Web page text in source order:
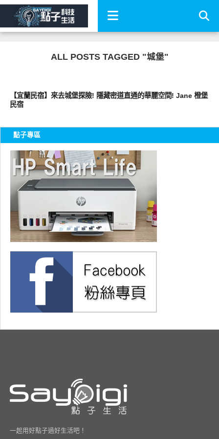
ALL POSTS TAGGED "城堡"
【宜蘭民宿】來去城堡探險! 隱藏密道直通的華麗空間! Jane 橙堡
民宿
點子專區
一起用好點子過好生活吧！